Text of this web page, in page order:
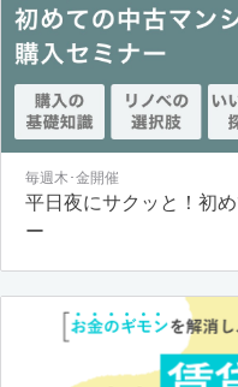
毎週木･金開催
平日夜にサクッと！初
ー